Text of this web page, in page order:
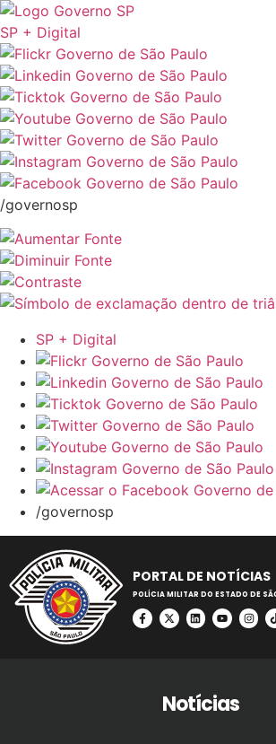
SP + Digital
/governosp
SP + Digital
/governosp
PORTAL DE NOTÍCIAS
POLÍCIA MILITAR DO ESTADO DE
Notícias